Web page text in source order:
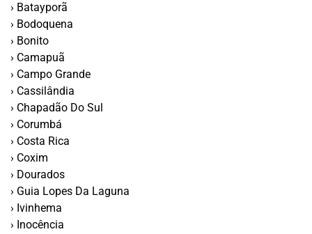
› Batayporã
› Bodoquena
› Bonito
› Camapuã
› Campo Grande
› Cassilândia
› Chapadão Do Sul
› Corumbá
› Costa Rica
› Coxim
› Dourados
› Guia Lopes Da Laguna
› Ivinhema
› Inocência